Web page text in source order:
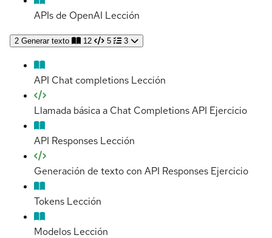
APIs de OpenAI Lección
2 Generar texto 12 5 3
API Chat completions Lección
Llamada básica a Chat Completions API Ejercicio
API Responses Lección
Generación de texto con API Responses Ejercicio
Tokens Lección
Modelos Lección